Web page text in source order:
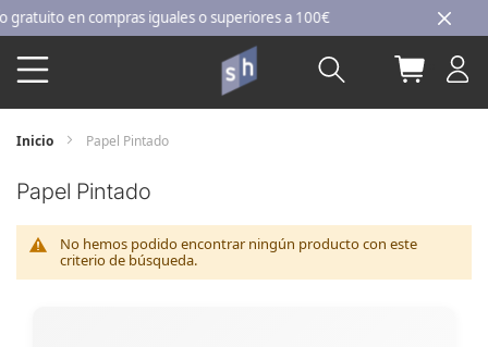
Ir
al
contenido
en compras iguales o superiores a 100€
Buscar Mi
Inicio Papel Pintado
Papel Pintado
No hemos podido encontrar ningún producto con este
criterio de búsqueda.